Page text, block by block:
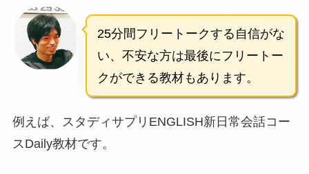
25分間フリートークする自信がな
い、不安な方は最後にフリートー
クができる教材もあります。
例えば、スタディサプリENGLISH新日常会話コー
スDaily教材です。